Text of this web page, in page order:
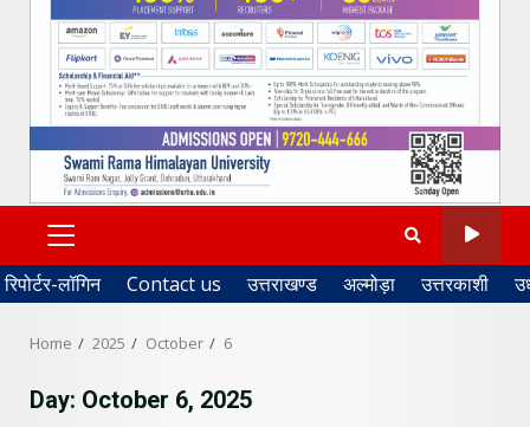
PRIMARY
MENU
रिपोर्टर-लॉगिन Contact us उत्तराखण्ड अल्मोड़ा उत्तरकाशी
Home 2025 October 6
Day: October 6, 2025